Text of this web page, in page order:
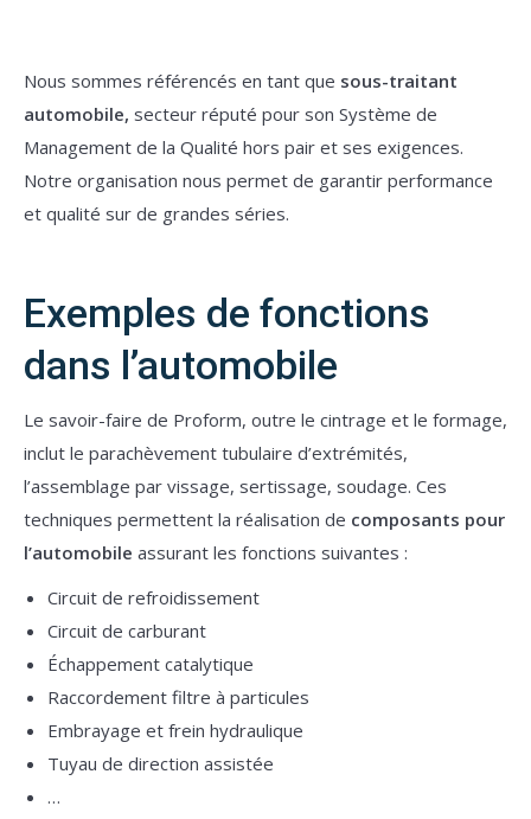
Nous sommes référencés en tant que sous-traitant
automobile, secteur réputé pour son Système de
Management de la Qualité hors pair et ses exigences.
Notre organisation nous permet de garantir performance
et qualité sur de grandes séries.
Exemples de fonctions
dans l’automobile
Le savoir-faire de Proform, outre le cintrage et le formage,
inclut le parachèvement tubulaire d’extrémités,
l’assemblage par vissage, sertissage, soudage. Ces
techniques permettent la réalisation de composants pour
l’automobile assurant les fonctions suivantes :
Circuit de refroidissement
Circuit de carburant
Échappement catalytique
Raccordement filtre à particules
Embrayage et frein hydraulique
Tuyau de direction assistée
…